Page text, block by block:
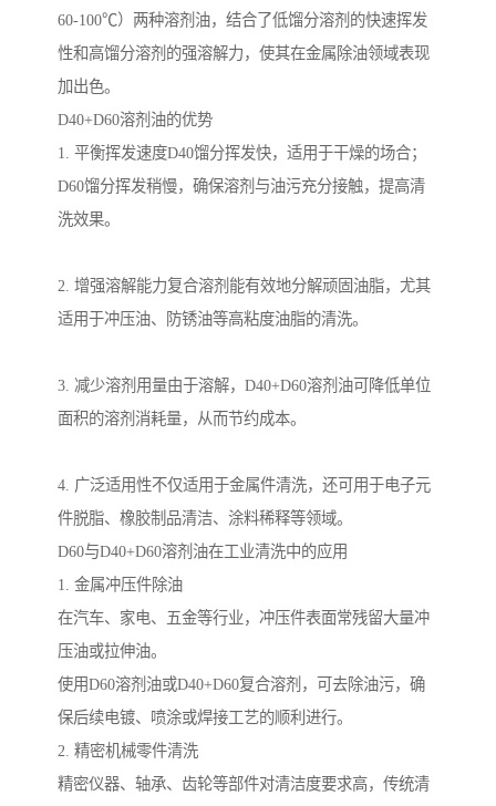
60-100℃）两种溶剂油，结合了低馏分溶剂的快速挥发
性和高馏分溶剂的强溶解力，使其在金属除油领域表现
加出色。
D40+D60溶剂油的优势
1. 平衡挥发速度D40馏分挥发快，适用于干燥的场合；
D60馏分挥发稍慢，确保溶剂与油污充分接触，提高清
洗效果。
2. 增强溶解能力复合溶剂能有效地分解顽固油脂，尤其
适用于冲压油、防锈油等高粘度油脂的清洗。
3. 减少溶剂用量由于溶解，D40+D60溶剂油可降低单位
面积的溶剂消耗量，从而节约成本。
4. 广泛适用性不仅适用于金属件清洗，还可用于电子元
件脱脂、橡胶制品清洁、涂料稀释等领域。
D60与D40+D60溶剂油在工业清洗中的应用
1. 金属冲压件除油
在汽车、家电、五金等行业，冲压件表面常残留大量冲
压油或拉伸油。
使用D60溶剂油或D40+D60复合溶剂，可去除油污，确
保后续电镀、喷涂或焊接工艺的顺利进行。
2. 精密机械零件清洗
精密仪器、轴承、齿轮等部件对清洁度要求高，传统清